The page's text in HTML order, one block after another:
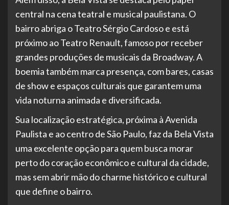
central na cena teatral e musical paulistana. O
bairro abriga o Teatro Sérgio Cardoso e está
próximo ao Teatro Renault, famoso por receber
grandes produções de musicais da Broadway. A
boemia também marca presença, com bares, casas
de show e espaços culturais que garantem uma
vida noturna animada e diversificada.
Sua localização estratégica, próxima à Avenida
Paulista e ao centro de São Paulo, faz da Bela Vista
uma excelente opção para quem busca morar
perto do coração econômico e cultural da cidade,
mas sem abrir mão do charme histórico e cultural
que define o bairro.